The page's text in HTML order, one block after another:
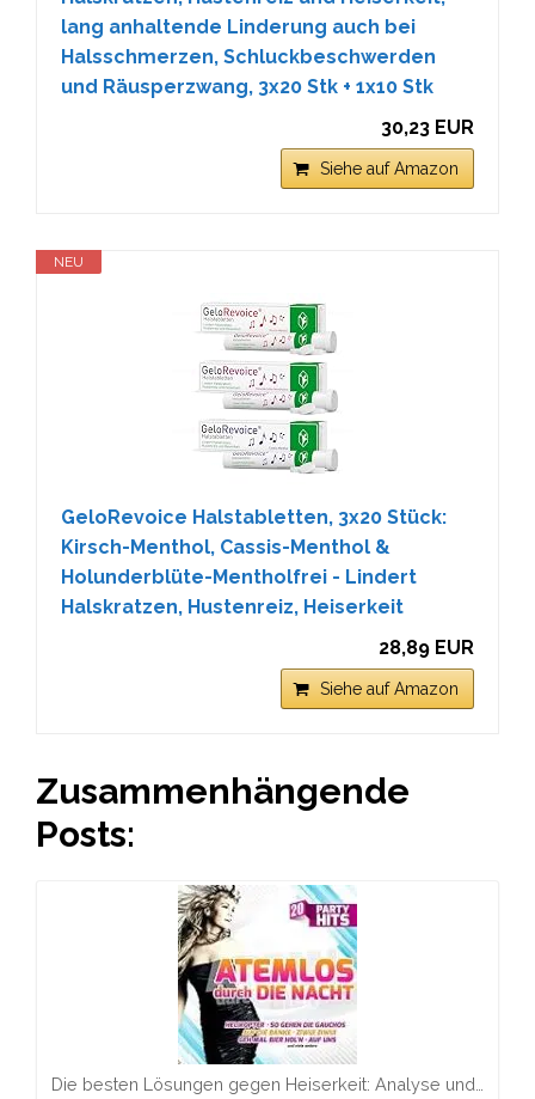
lang anhaltende Linderung auch bei
Halsschmerzen, Schluckbeschwerden
und Räusperzwang, 3x20 Stk + 1x10 Stk
30,23 EUR
Siehe auf Amazon
NEU
GeloRevoice Halstabletten, 3x20 Stück:
Kirsch-Menthol, Cassis-Menthol &
Holunderblüte-Mentholfrei - Lindert
Halskratzen, Hustenreiz, Heiserkeit
28,89 EUR
Siehe auf Amazon
Zusammenhängende
Posts:
Die besten Lösungen gegen Heiserkeit: Analyse und…